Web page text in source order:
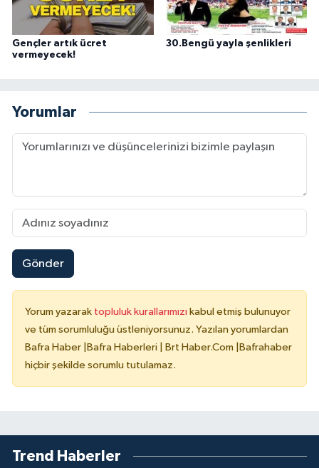
Gençler artık ücret
vermeyecek!
30.Bengü yayla şenlikleri
Yorumlar
Gönder
Yorum yazarak topluluk kurallarımızı kabul etmiş bulunuyor
ve tüm sorumluluğu üstleniyorsunuz. Yazılan yorumlardan
Bafra Haber |Bafra Haberleri | Brt Haber.Com |Bafrahaber
hiçbir şekilde sorumlu tutulamaz.
Trend Haberler